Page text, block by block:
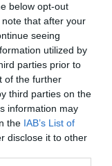
below opt-out
that after your
seeing
utilized by
parties prior to
of the further
third parties on the
information may
the IAB’s List of
disclose it to other
él
így:
normák és